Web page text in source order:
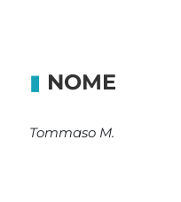
NOME
Tommaso M.